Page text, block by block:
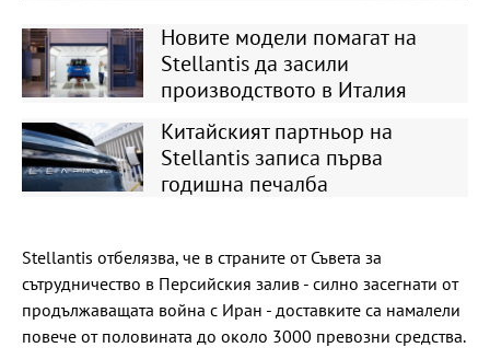
Новите модели помагат на
Stellantis да засили
производството в Италия
Китайският партньор на
Stellantis записа първа
годишна печалба
Stellantis отбелязва, че в страните от Съвета за
сътрудничество в Персийския залив - силно засегнати от
продължаващата война с Иран - доставките са намалели
повече от половината до около 3000 превозни средства.